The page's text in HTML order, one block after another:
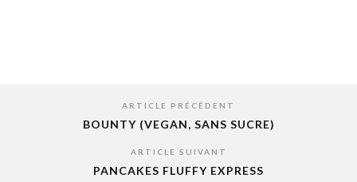
ARTICLE PRÉCÉDENT
BOUNTY (VEGAN, SANS SUCRE)
ARTICLE SUIVANT
PANCAKES FLUFFY EXPRESS